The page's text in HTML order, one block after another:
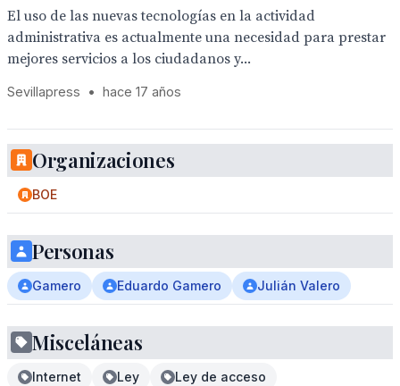
El uso de las nuevas tecnologías en la actividad
administrativa es actualmente una necesidad para prestar
mejores servicios a los ciudadanos y...
Sevillapress • hace 17 años
Organizaciones
BOE
Personas
Gamero Eduardo Gamero Julián Valero
Misceláneas
Internet Ley
Ley de acceso